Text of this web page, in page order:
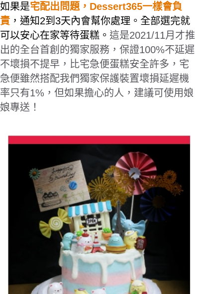
如果是宅配出問題，Dessert365一樣會負
責 ，通知2到3天內會幫你處理。全部選完就
可以安心在家等待蛋糕。 這是2021/11月才推
出的全台首創的獨家服務，保證100%不延遲
不壞損不提早，比宅急便蛋糕安全許多， 宅
急便雖然搭配我們獨家保護裝置壞損延遲機
率只有1%，但如果擔心的人，建議可使用娘
娘專送！